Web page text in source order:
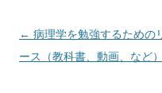
投
稿
← 病理学を勉強するための
ース（教科書、動画、など）